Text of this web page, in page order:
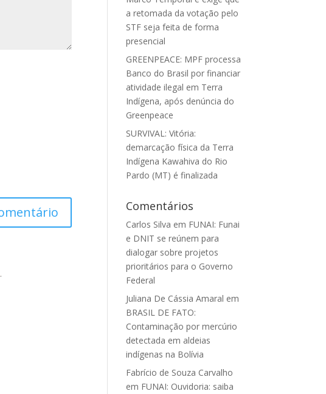
.
a retomada da votação pelo
STF seja feita de forma
presencial
GREENPEACE: MPF processa
Banco do Brasil por financiar
atividade ilegal em Terra
Indígena, após denúncia do
Greenpeace
SURVIVAL: Vitória:
demarcação física da Terra
Indígena Kawahiva do Rio
Pardo (MT) é finalizada
Comentários
Carlos Silva em FUNAI: Funai
e DNIT se reúnem para
dialogar sobre projetos
prioritários para o Governo
Federal
Juliana De Cássia Amaral em
BRASIL DE FATO:
Contaminação por mercúrio
detectada em aldeias
indígenas na Bolívia
Fabrício de Souza Carvalho
em FUNAI: Ouvidoria: saiba